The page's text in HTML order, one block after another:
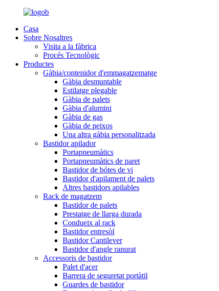
Casa
Sobre Nosaltres
Visita a la fàbrica
Procés Tecnològic
Productes
Gàbia/contenidor d'emmagatzematge
Gàbia desmuntable
Estilatge plegable
Gàbia de palets
Gàbia d'alumini
Gàbia de gas
Gàbia de peixos
Una altra gàbia personalitzada
Bastidor apilador
Portapneumàtics
Portapneumàtics de paret
Bastidor de bótes de vi
Bastidor d'apilament de palets
Altres bastidors apilables
Rack de magatzem
Bastidor de palets
Prestatge de llarga durada
Condueix al rack
Bastidor entresòl
Bastidor Cantilever
Bastidor d'angle ranurat
Accessoris de bastidor
Palet d'acer
Barrera de seguretat portàtil
Guardes de bastidor